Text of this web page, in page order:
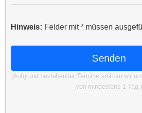
Hinweis: Felder mit* müssen
(Aufgrund bestehender Termine erbitten wir
von mindestens 1 Tag.)